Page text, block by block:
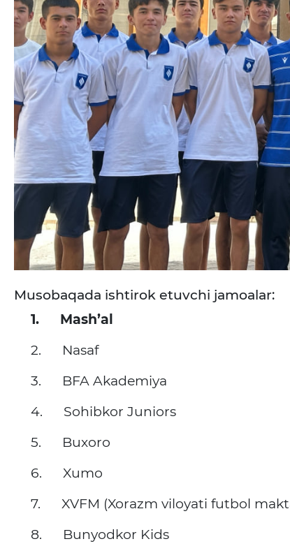
Musobaqada ishtirok etuvchi jamoalar:
1.
Mash’al
2.
Nasaf
3.
BFA Akademiya
4.
Sohibkor Juniors
5.
Buxoro
6.
Xumo
7.
XVFM (Xorazm viloyati futbol
8.
Bunyodkor Kids